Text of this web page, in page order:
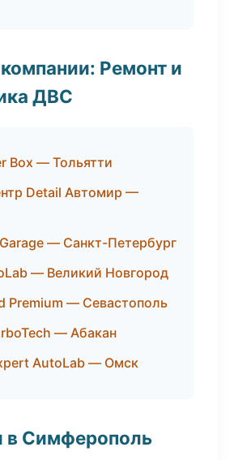
Ремонт и
ДВС
Box — Тольятти
Detail Автомир —
— Санкт-Петербург
— Великий Новгород
Premium — Севастополь
— Абакан
AutoLab — Омск
в Симферополь